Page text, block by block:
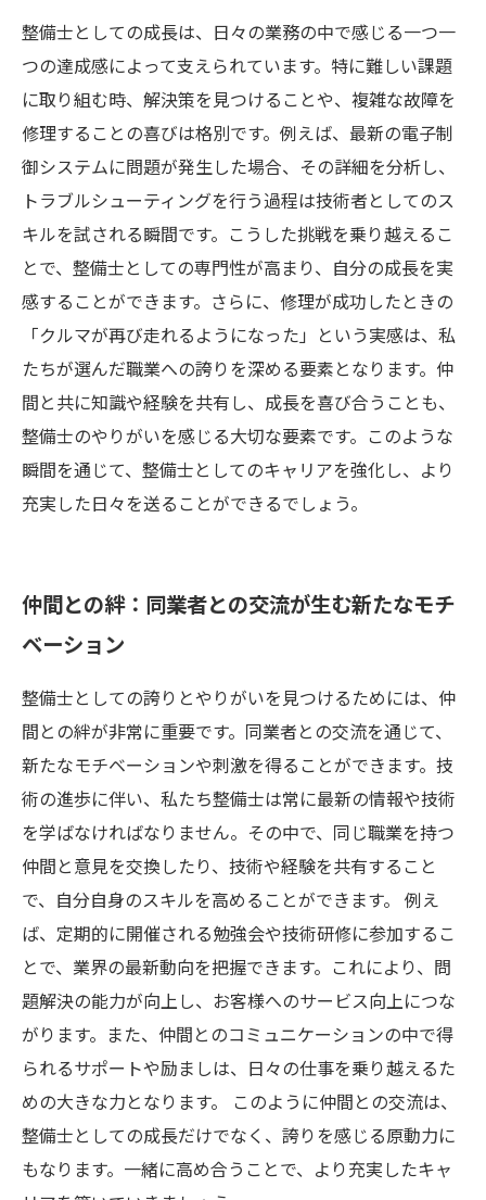
整備士としての成長は、日々の業務の中で感じる一つ一
つの達成感によって支えられています。特に難しい課題
に取り組む時、解決策を見つけることや、複雑な故障を
修理することの喜びは格別です。例えば、最新の電子制
御システムに問題が発生した場合、その詳細を分析し、
トラブルシューティングを行う過程は技術者としてのス
キルを試される瞬間です。こうした挑戦を乗り越えるこ
とで、整備士としての専門性が高まり、自分の成長を実
感することができます。さらに、修理が成功したときの
「クルマが再び走れるようになった」という実感は、私
たちが選んだ職業への誇りを深める要素となります。仲
間と共に知識や経験を共有し、成長を喜び合うことも、
整備士のやりがいを感じる大切な要素です。このような
瞬間を通じて、整備士としてのキャリアを強化し、より
充実した日々を送ることができるでしょう。
仲間との絆：同業者との交流が生む新たなモチ
ベーション
整備士としての誇りとやりがいを見つけるためには、仲
間との絆が非常に重要です。同業者との交流を通じて、
新たなモチベーションや刺激を得ることができます。技
術の進歩に伴い、私たち整備士は常に最新の情報や技術
を学ばなければなりません。その中で、同じ職業を持つ
仲間と意見を交換したり、技術や経験を共有すること
で、自分自身のスキルを高めることができます。 例え
ば、定期的に開催される勉強会や技術研修に参加するこ
とで、業界の最新動向を把握できます。これにより、問
題解決の能力が向上し、お客様へのサービス向上につな
がります。また、仲間とのコミュニケーションの中で得
られるサポートや励ましは、日々の仕事を乗り越えるた
めの大きな力となります。 このように仲間との交流は、
整備士としての成長だけでなく、誇りを感じる原動力に
もなります。一緒に高め合うことで、より充実したキャ